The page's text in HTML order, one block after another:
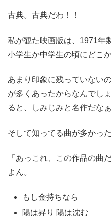
古典。古典だわ！！
私が観た映画版は、1971年
小学生か中学生の頃にどこ
あまり印象に残っていない
が多くあったからなんでし
ると、しみじみと名作だな
そして知ってる曲が多かった
「あっこれ、この作品の曲
よん。
もし金持ちなら
陽は昇り 陽は沈む